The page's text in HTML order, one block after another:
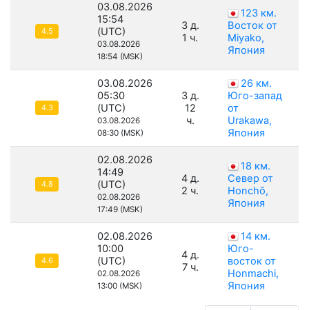
4.5
03.08.2026
15:54
(UTC)
03.08.2026
18:54 (MSK)
3 д.
1 ч.
123 км.
Восток от
Miyako,
Япония
4.3
03.08.2026
05:30
(UTC)
03.08.2026
08:30 (MSK)
3 д.
12
ч.
26 км.
Юго-запад
от
Urakawa,
Япония
4.8
02.08.2026
14:49
(UTC)
02.08.2026
17:49 (MSK)
4 д.
2 ч.
18 км.
Север от
Honchō,
Япония
4.6
02.08.2026
10:00
(UTC)
02.08.2026
13:00 (MSK)
4 д.
7 ч.
14 км.
Юго-
восток от
Honmachi,
Япония